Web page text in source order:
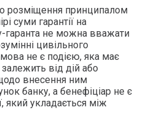
розміщення принципалом
суми гарантії на
гаранта не можна вважати
цивільного
не є подією, яка має
від дій або
внесення ним
банку, а бенефіціар не є
який укладається між